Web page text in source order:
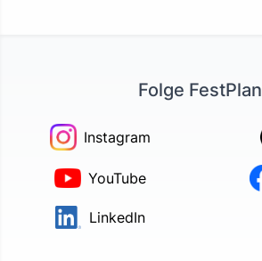
Folge FestPlan
Instagram
YouTube
LinkedIn